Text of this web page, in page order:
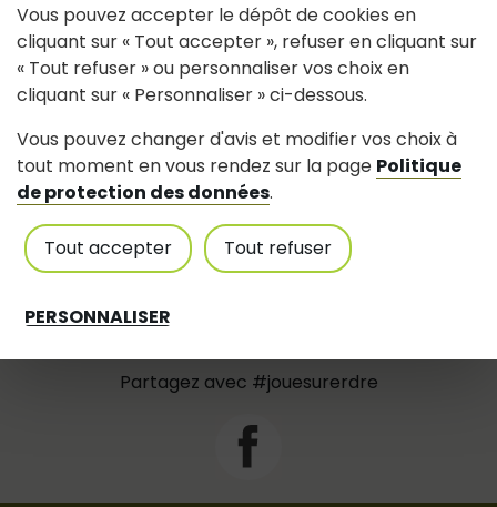
Vous pouvez accepter le dépôt de cookies en
cliquant sur « Tout accepter », refuser en cliquant sur
« Tout refuser » ou personnaliser vos choix en
cliquant sur « Personnaliser » ci-dessous.
Vous pouvez changer d'avis et modifier vos choix à
tout moment en vous rendez sur la page Politique
de protection des données.
Tout accepter Tout refuser
PERSONNALISER
12 place André Mazureau
44440Joué-sur-Erdre
fleurendelices44(at)gmail.com
06.32.42.44.74
Suivez-nous
Partagez avec #jouesurerdre